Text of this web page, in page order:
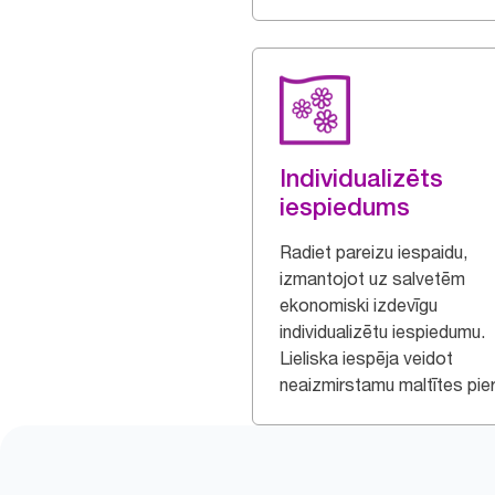
Individualizēts
iespiedums
Radiet pareizu iespaidu,
izmantojot uz salvetēm
ekonomiski izdevīgu
individualizētu iespiedumu.
Lieliska iespēja veidot
neaizmirstamu maltītes